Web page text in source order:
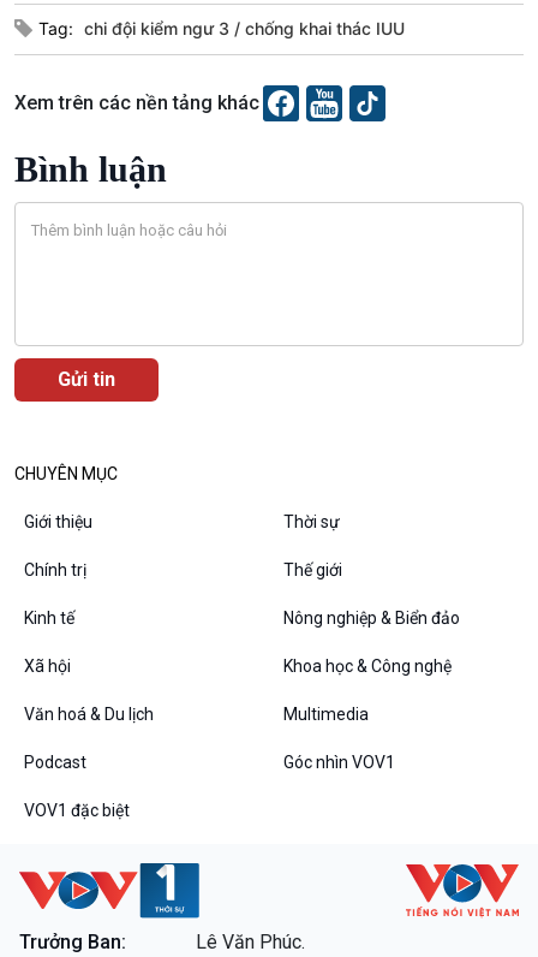
Câu chuyện thời sự
VOV1 đặc biệt
Thanh âm ký sự
Các chương trình đặc biệt
Tag: chi đội kiểm ngư 3 chống khai thác IUU
Xem trên các nền tảng khác
Bình luận
CHUYÊN MỤC
Giới thiệu Thời sự
Chính trị Thế giới
Kinh tế Nông nghiệp & Biển đảo
Xã hội Khoa học & Công nghệ
Văn hoá & Du lịch Multimedia
Podcast Góc nhìn VOV1
VOV1 đặc biệt
Trưởng Ban: Lê Văn Phúc.